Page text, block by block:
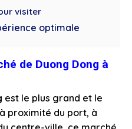
visiter
optimale
de Duong Dong à
est le plus grand et le
proximité du port, à